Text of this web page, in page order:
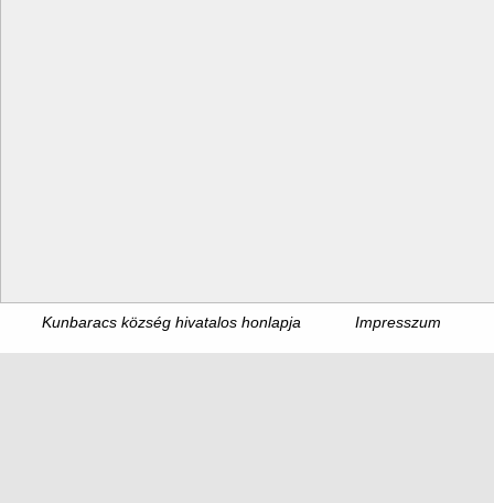
Kunbaracs község hivatalos honlapja Impresszum